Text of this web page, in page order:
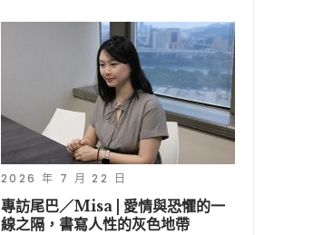
2026 年 7 月 22 日
專訪尾巴／Misa | 愛情與恐懼的一
線之隔，書寫人性的灰色地帶